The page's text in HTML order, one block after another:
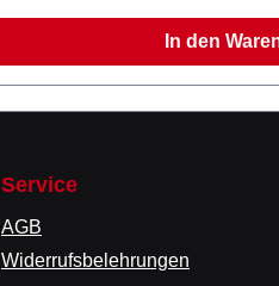
In den
Service
AGB
Widerrufsbelehrungen